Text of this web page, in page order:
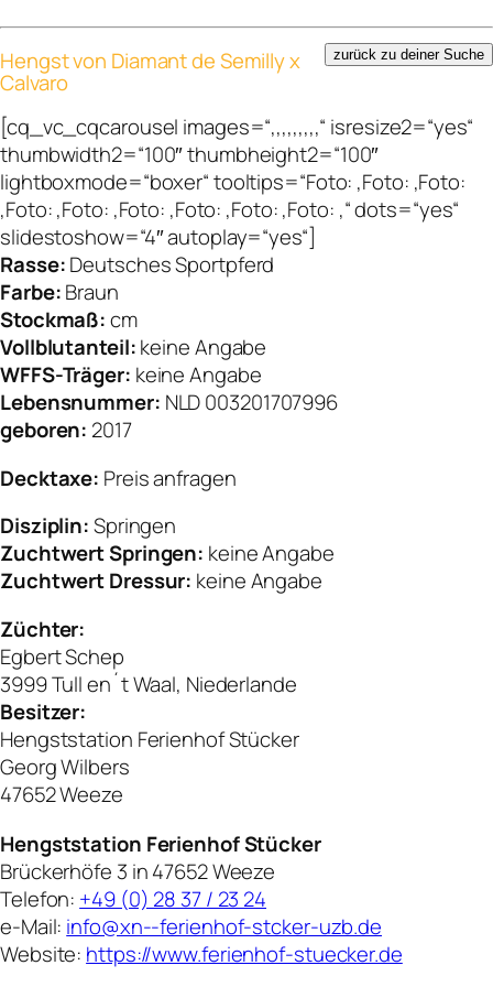
zurück zu deiner Suche
Hengst von Diamant de Semilly x
Calvaro
[cq_vc_cqcarousel images=“,,,,,,,,,“ isresize2=“yes“
thumbwidth2=“100″ thumbheight2=“100″
lightboxmode=“boxer“ tooltips=“Foto: ,Foto: ,Foto:
,Foto: ,Foto: ,Foto: ,Foto: ,Foto: ,Foto: ,“ dots=“yes“
slidestoshow=“4″ autoplay=“yes“]
Rasse:Deutsches Sportpferd
Farbe:Braun
Stockmaß:cm
Vollblutanteil:keine Angabe
WFFS-Träger: keine Angabe
Lebensnummer: NLD 003201707996
geboren: 2017
Decktaxe: Preis anfragen
Disziplin:Springen
Zuchtwert Springen: keine Angabe
Zuchtwert Dressur: keine Angabe
Züchter:
Egbert Schep
3999 Tull en´t Waal, Niederlande
Besitzer:
Hengststation Ferienhof Stücker
Georg Wilbers
47652 Weeze
Hengststation Ferienhof Stücker
Brückerhöfe 3 in 47652 Weeze
Telefon: +49 (0) 28 37 / 23 24
e-Mail: info@xn--ferienhof-stcker-uzb.de
Website: https://www.ferienhof-stuecker.de